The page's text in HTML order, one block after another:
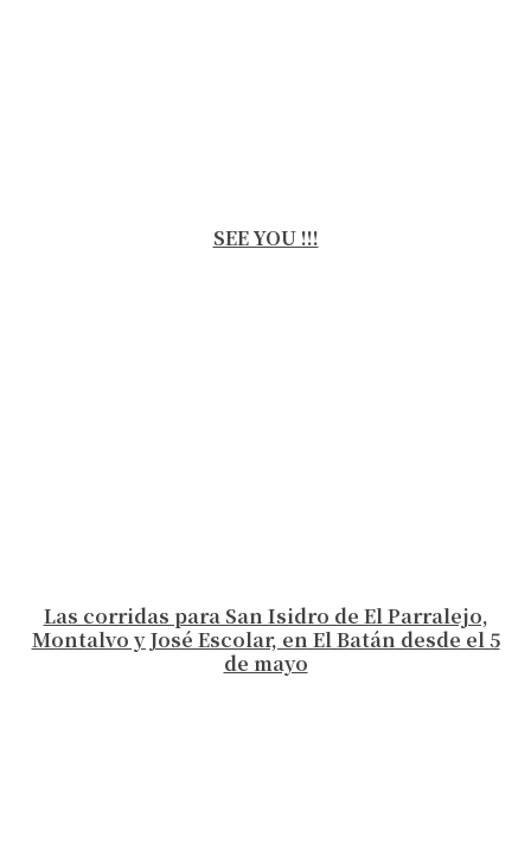
SEE YOU !!!
Las corridas para San Isidro de El Parralejo,
Montalvo y José Escolar, en El Batán desde el 5
de mayo